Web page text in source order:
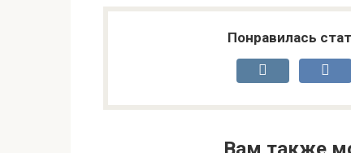
Понравилась